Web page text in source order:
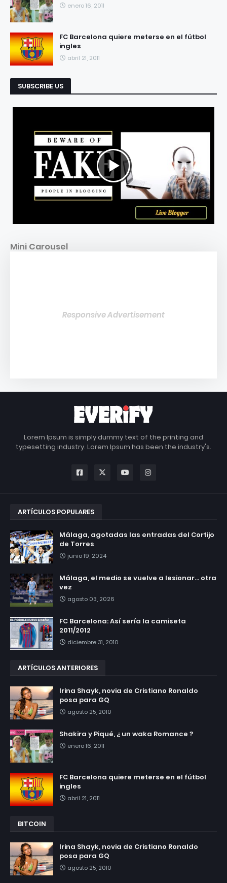
enero 16, 2011
FC Barcelona quiere meterse en el fútbol
ingles
abril 21, 2011
SUBSCRIBE US
Mini Carousel
Responsive Advertisement
Lorem Ipsum is simply dummy text of the printing and
typesetting industry. Lorem Ipsum has been the industry's.
ARTÍCULOS POPULARES
Málaga, agotadas las entradas del Cortijo
de Torres
junio 19, 2024
Málaga, el medio se vuelve a lesionar... otra
vez
agosto 03, 2026
FC Barcelona: Así sería la camiseta
2011/2012
diciembre 31, 2010
ARTÍCULOS ANTERIORES
Irina Shayk, novia de Cristiano Ronaldo
posa para GQ
agosto 25, 2010
Shakira y Piqué, ¿ un waka Romance ?
enero 16, 2011
FC Barcelona quiere meterse en el fútbol
ingles
abril 21, 2011
BITCOIN
Irina Shayk, novia de Cristiano Ronaldo
posa para GQ
agosto 25, 2010